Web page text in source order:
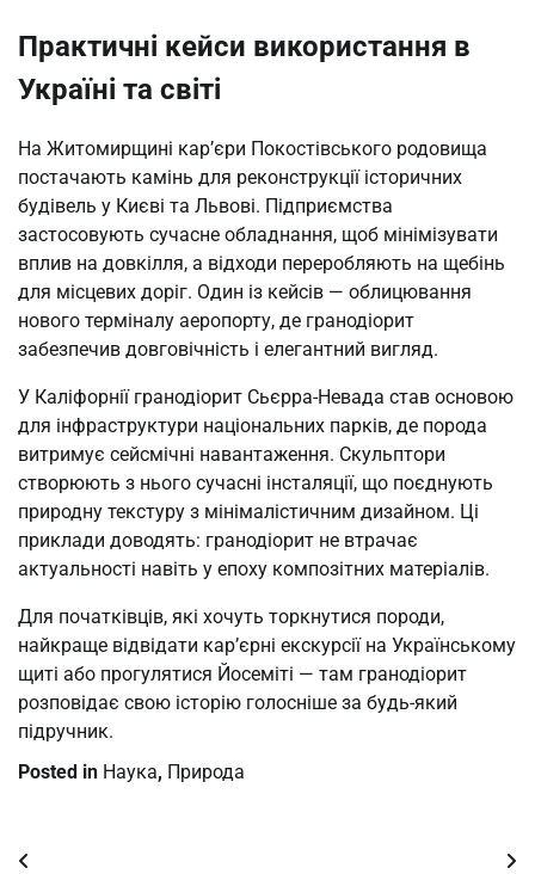
Практичні кейси використання в
Україні та світі
На Житомирщині кар’єри Покостівського родовища
постачають камінь для реконструкції історичних
будівель у Києві та Львові. Підприємства
застосовують сучасне обладнання, щоб мінімізувати
вплив на довкілля, а відходи переробляють на щебінь
для місцевих доріг. Один із кейсів — облицювання
нового терміналу аеропорту, де гранодіорит
забезпечив довговічність і елегантний вигляд.
У Каліфорнії гранодіорит Сьєрра-Невада став основою
для інфраструктури національних парків, де порода
витримує сейсмічні навантаження. Скульптори
створюють з нього сучасні інсталяції, що поєднують
природну текстуру з мінімалістичним дизайном. Ці
приклади доводять: гранодіорит не втрачає
актуальності навіть у епоху композітних матеріалів.
Для початківців, які хочуть торкнутися породи,
найкраще відвідати кар’єрні екскурсії на Українському
щиті або прогулятися Йосеміті — там гранодіорит
розповідає свою історію голосніше за будь-який
підручник.
Posted in Наука, Природа
Post